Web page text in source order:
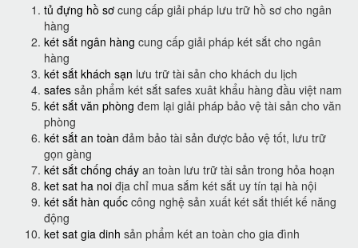
tủ đựng hồ sơ cung cấp giải pháp lưu trữ hồ sơ cho ngân
hàng
két sắt ngân hàng cung cấp giải pháp két sắt cho ngân
hàng
két sắt khách sạn lưu trữ tài sản cho khách du lịch
safes sản phẩm két sắt safes xuât khẩu hàng đầu việt nam
két sắt văn phòng đem lại giải pháp bảo vệ tài sản cho văn
phòng
két sắt an toàn đảm bảo tài sản được bảo vệ tốt, lưu trữ
gọn gàng
két sắt chống cháy an toàn lưu trữ tài sản trong hỏa hoạn
ket sat ha noi địa chỉ mua sắm két sắt uy tín tại hà nội
két sắt hàn quốc công nghệ sản xuất két sắt thiết kế năng
động
ket sat gia dinh sản phẩm két an toàn cho gia đình